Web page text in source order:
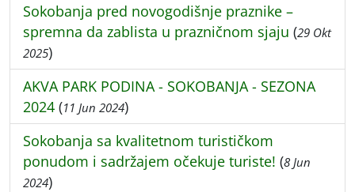
Sokobanja pred novogodišnje praznike –
spremna da zablista u prazničnom sjaju (29 Okt
2025)
AKVA PARK PODINA - SOKOBANJA - SEZONA
2024 (11 Jun 2024)
Sokobanja sa kvalitetnom turističkom
ponudom i sadržajem očekuje turiste! (8 Jun
2024)